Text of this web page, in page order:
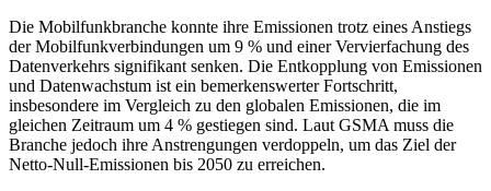
Die Mobilfunkbranche konnte ihre Emissionen trotz eines Anstiegs
der Mobilfunkverbindungen um 9 % und einer Vervierfachung des
Datenverkehrs signifikant senken. Die Entkopplung von Emissionen
und Datenwachstum ist ein bemerkenswerter Fortschritt,
insbesondere im Vergleich zu den globalen Emissionen, die im
gleichen Zeitraum um 4 % gestiegen sind. Laut GSMA muss die
Branche jedoch ihre Anstrengungen verdoppeln, um das Ziel der
Netto-Null-Emissionen bis 2050 zu erreichen.